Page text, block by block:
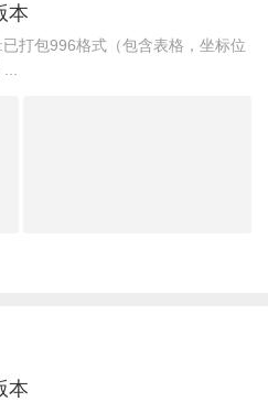
本
打包996格式（包含表格，坐标位
本